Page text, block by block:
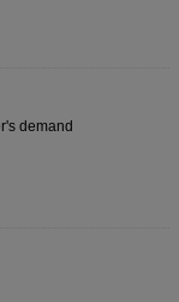
demand